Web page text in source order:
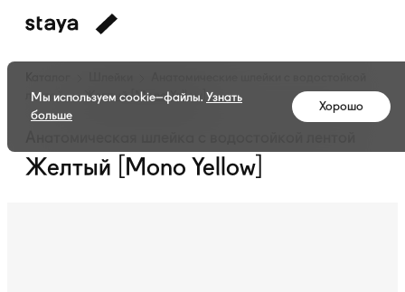
лентой
Желтый [Mono Yellow]
Желтый [Mono Yellow]
Мы используем cookie–файлы. Узнать
больше
Хорошо